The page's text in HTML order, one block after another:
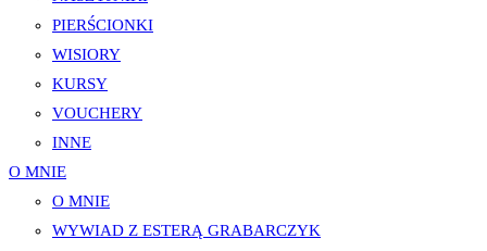
PIERŚCIONKI
WISIORY
KURSY
VOUCHERY
INNE
O MNIE
O MNIE
WYWIAD Z ESTERĄ GRABARCZYK